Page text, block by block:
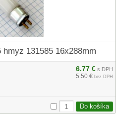
131585 16x288mm
6.77 € s DPH
5.50 € bez DPH